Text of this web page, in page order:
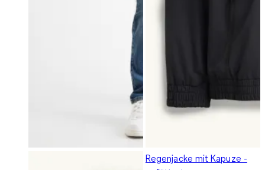
Regenjacke mit Kapuze -